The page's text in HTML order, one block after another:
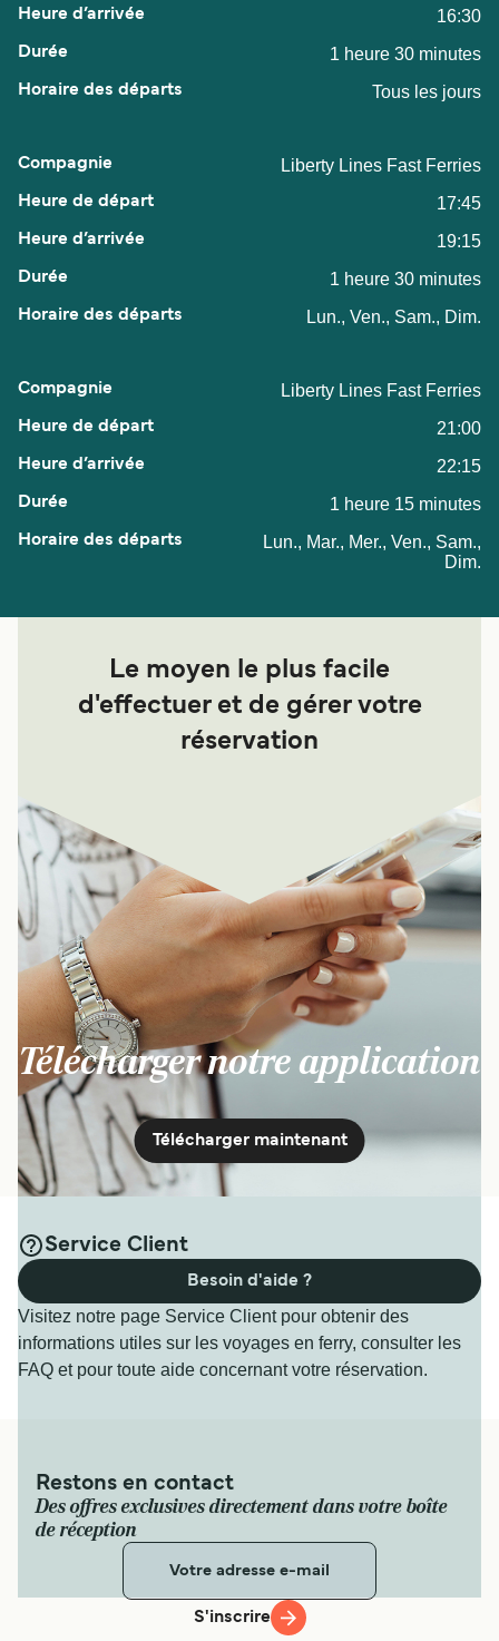
16:30
1 heure 30 minutes
Tous les jours
Liberty Lines Fast Ferries
17:45
19:15
1 heure 30 minutes
Lun., Ven., Sam., Dim.
Liberty Lines Fast Ferries
21:00
22:15
1 heure 15 minutes
Lun., Mar., Mer., Ven., Sam.,
Dim.
Le moyen le plus facile
d'effectuer et de gérer votre
réservation
Télécharger notre application
Télécharger maintenant
Service Client
Visitez notre page Service Client pour obtenir des
informations utiles sur les voyages en ferry, consulter les
FAQ et pour toute aide concernant votre réservation.
Besoin d'aide ?
Restons en contact
Des offres exclusives directement dans votre boîte
de réception
S'inscrire